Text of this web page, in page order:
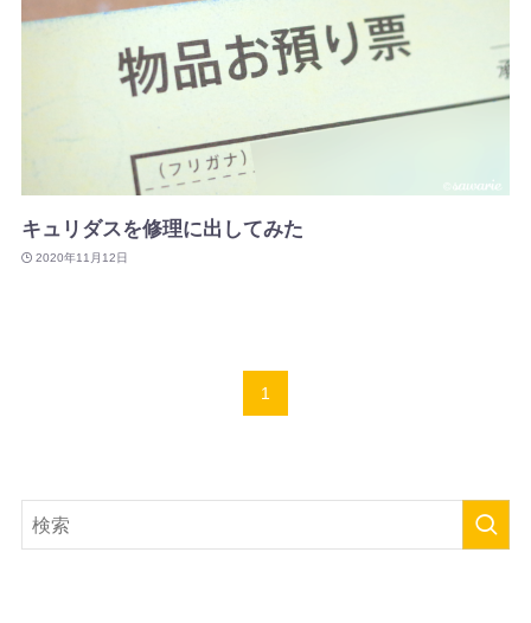
キュリダスを修理に出してみた
2020年11月12日
1